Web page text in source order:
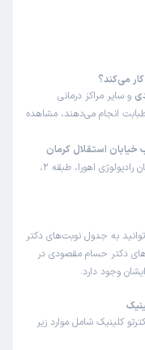
می‌کند؟
و سایر مراکز درمانی
انجام می‌دهند، مشاهده
استقلال کرمان
کرمان، خیابان استقلال، کوچه شماره 7، ساختمان رادیولوژی اهورا، طبقه 2،
به جدول نوبت‌های دکتر
دکتر حسام مقصودی در
وجود دارد.
کلینیک شامل موارد زیر